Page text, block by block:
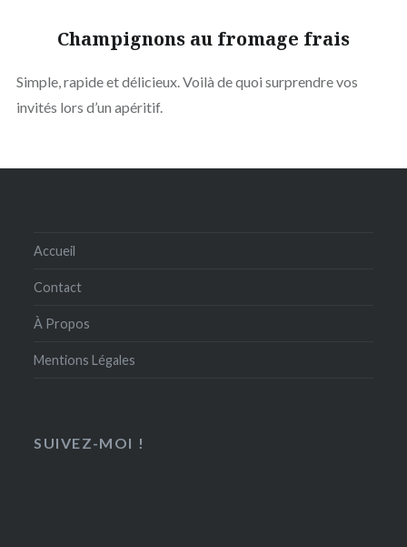
Champignons au fromage frais
Simple, rapide et délicieux. Voilà de quoi surprendre vos
invités lors d’un apéritif.
Accueil
Contact
À Propos
Mentions Légales
SUIVEZ-MOI !